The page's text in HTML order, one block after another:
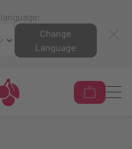
Change
Language